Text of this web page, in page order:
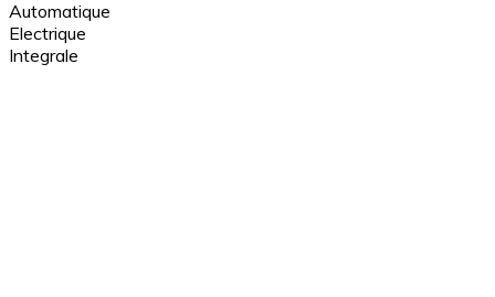
Automatique
Electrique
Integrale